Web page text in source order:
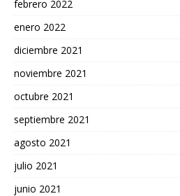
febrero 2022
enero 2022
diciembre 2021
noviembre 2021
octubre 2021
septiembre 2021
agosto 2021
julio 2021
junio 2021